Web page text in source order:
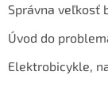
Správna veľkosť
Úvod do
Elektrobicykle,